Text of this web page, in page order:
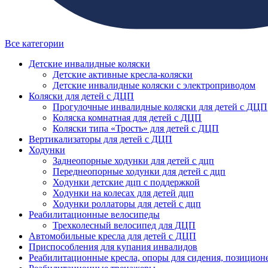
Все категории
Детские инвалидные коляски
Детские активные кресла-коляски
Детские инвалидные коляски с электроприводом
Коляски для детей с ДЦП
Прогулочные инвалидные коляски для детей с ДЦП
Коляска комнатная для детей с ДЦП
Коляски типа «Трость» для детей с ДЦП
Вертикализаторы для детей с ДЦП
Ходунки
Заднеопорные ходунки для детей с дцп
Переднеопорные ходунки для детей с дцп
Ходунки детские дцп с поддержкой
Ходунки на колесах для детей дцп
Ходунки роллаторы для детей с дцп
Реабилитационные велосипеды
Трехколесный велосипед для ДЦП
Автомобильные кресла для детей с ДЦП
Приспособления для купания инвалидов
Реабилитационные кресла, опоры для сидения,